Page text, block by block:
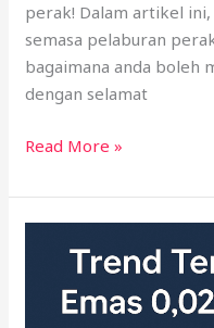
perak! Dalam artikel
semasa pelaburan
bagaimana anda boleh
dengan selamat
Read More »
Dijual
RM60: